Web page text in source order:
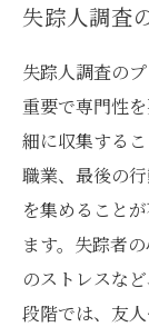
失踪人調査
失踪人調査の
重要で専門性
細に収集する
職業、最後の
を集めること
ます。失踪者
のストレスな
段階では、友